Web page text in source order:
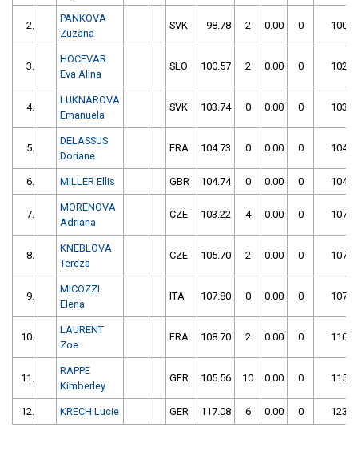
2.
PANKOVA
Zuzana
SVK 98.78 2 0.00 0
3.
HOCEVAR
Eva Alina
SLO 100.57 2 0.00 0
4.
LUKNAROVA
Emanuela
SVK 103.74 0 0.00 0
5.
DELASSUS
Doriane
FRA 104.73 0 0.00 0
6. MILLER Ellis GBR 104.74 0 0.00 0
7.
MORENOVA
Adriana
CZE 103.22 4 0.00 0
8.
KNEBLOVA
Tereza
CZE 105.70 2 0.00 0
9.
MICOZZI
Elena
ITA 107.80 0 0.00 0
10.
LAURENT
Zoe
FRA 108.70 2 0.00 0
11.
RAPPE
Kimberley
GER 105.56 10 0.00 0
12. KRECH Lucie GER 117.08 6 0.00 0